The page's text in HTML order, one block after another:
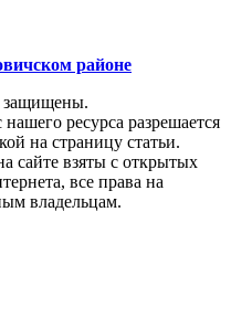
районе
защищены.
ресурса разрешается
на страницу статьи.
сайте взяты с открытых
все права на
владельцам.